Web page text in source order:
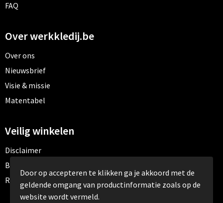
FAQ
Over werkkledij.be
Over ons
Nieuwsbrief
Visie & missie
Matentabel
Veilig winkelen
Disclaimer
Betaalmethoden
Retourneren
Door op accepteren te klikken ga je akkoord met de
geldende omgang van productinformatie zoals op de
website wordt vermeld.